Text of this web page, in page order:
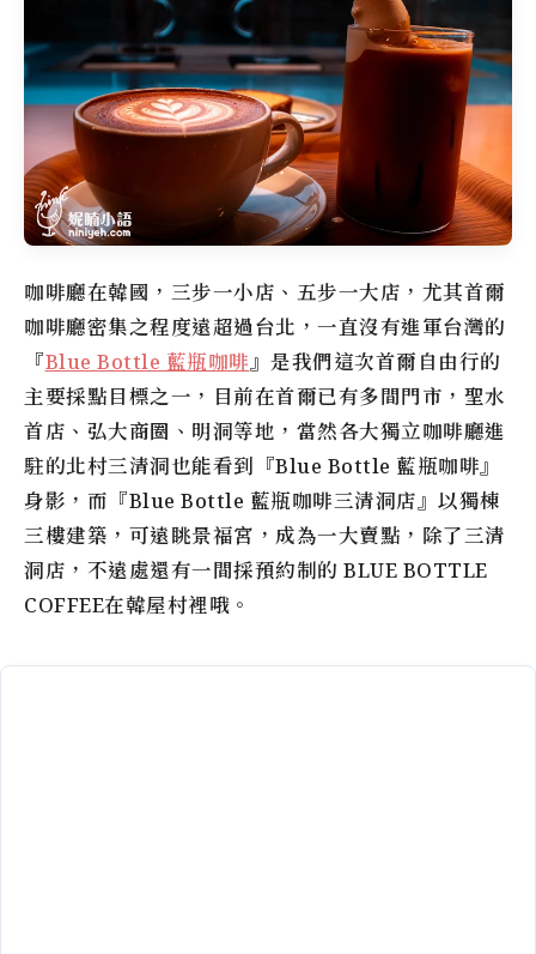
咖啡廳在韓國，三步一小店、五步一大店，尤其首爾
咖啡廳密集之程度遠超過台北，一直沒有進軍台灣的
『Blue Bottle 藍瓶咖啡 』是我們這次首爾自由行的
主要採點目標之一，目前在首爾已有多間門市，聖水
首店、弘大商圈、明洞等地，當然各大獨立咖啡廳進
駐的北村三清洞也能看到『Blue Bottle 藍瓶咖啡』
身影，而『Blue Bottle 藍瓶咖啡三清洞店』以獨棟
三樓建築，可遠眺景福宮，成為一大賣點，除了三清
洞店，不遠處還有一間採預約制的 BLUE BOTTLE
COFFEE在韓屋村裡哦。